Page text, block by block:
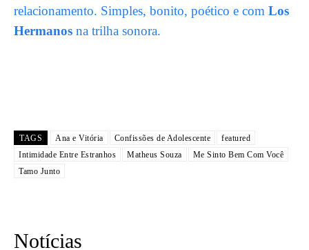
relacionamento. Simples, bonito, poético e com Los
Hermanos na trilha sonora.
TAGS Ana e Vitória Confissões de Adolescente
featured
Intimidade Entre Estranhos
Matheus Souza
Me Sinto Bem Com Você
Tamo Junto
Notícias